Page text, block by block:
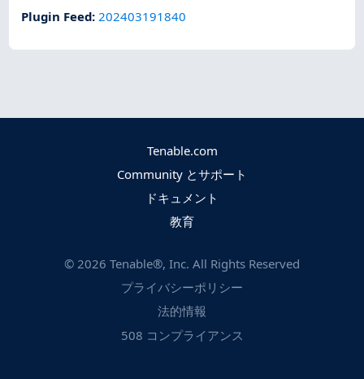
Plugin Feed:202403191840
Tenable.com
Community とサポート
ドキュメント
教育
© 2026 Tenable®, Inc. All Rights Reserved
プライバシーポリシー
法的情報
508 コンプライアンス